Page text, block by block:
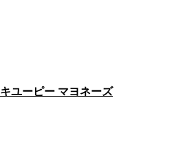
キユーピー マヨネーズ